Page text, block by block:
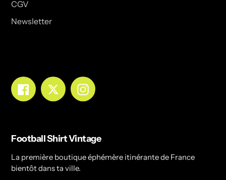
CGV
Newsletter
FacebookTwitterInstagram
Football Shirt Vintage
La première boutique éphémère itinérante de France
bientôt dans ta ville.